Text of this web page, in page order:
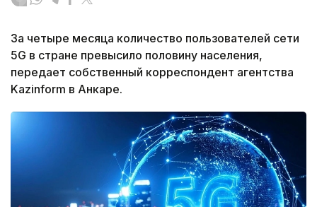
За четыре месяца количество пользователей сети
5G в стране превысило половину населения,
передает собственный корреспондент агентства
Kazinform в Анкаре.